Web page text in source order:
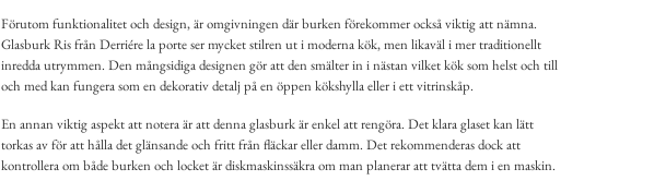
Förutom funktionalitet och design, är omgivningen där burken förekommer också viktig att nämna.
Glasburk Ris från Derriére la porte ser mycket stilren ut i moderna kök, men likaväl i mer traditionellt
inredda utrymmen. Den mångsidiga designen gör att den smälter in i nästan vilket kök som helst och till
och med kan fungera som en dekorativ detalj på en öppen kökshylla eller i ett vitrinskåp.
En annan viktig aspekt att notera är att denna glasburk är enkel att rengöra. Det klara glaset kan lätt
torkas av för att hålla det glänsande och fritt från fläckar eller damm. Det rekommenderas dock att
kontrollera om både burken och locket är diskmaskinssäkra om man planerar att tvätta dem i en maskin.